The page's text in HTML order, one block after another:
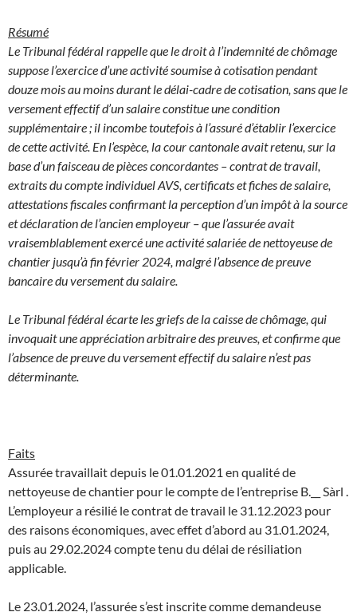
Résumé
Le Tribunal fédéral rappelle que le droit à l’indemnité de chômage
suppose l’exercice d’une activité soumise à cotisation pendant
douze mois au moins durant le délai-cadre de cotisation, sans que le
versement effectif d’un salaire constitue une condition
supplémentaire ; il incombe toutefois à l’assuré d’établir l’exercice
de cette activité. En l’espèce, la cour cantonale avait retenu, sur la
base d’un faisceau de pièces concordantes – contrat de travail,
extraits du compte individuel AVS, certificats et fiches de salaire,
attestations fiscales confirmant la perception d’un impôt à la source
et déclaration de l’ancien employeur – que l’assurée avait
vraisemblablement exercé une activité salariée de nettoyeuse de
chantier jusqu’à fin février 2024, malgré l’absence de preuve
bancaire du versement du salaire.
Le Tribunal fédéral écarte les griefs de la caisse de chômage, qui
invoquait une appréciation arbitraire des preuves, et confirme que
l’absence de preuve du versement effectif du salaire n’est pas
déterminante.
Faits
Assurée travaillait depuis le 01.01.2021 en qualité de
nettoyeuse de chantier pour le compte de l’entreprise B.__ Sàrl .
L’employeur a résilié le contrat de travail le 31.12.2023 pour
des raisons économiques, avec effet d’abord au 31.01.2024,
puis au 29.02.2024 compte tenu du délai de résiliation
applicable.
Le 23.01.2024, l’assurée s’est inscrite comme demandeuse